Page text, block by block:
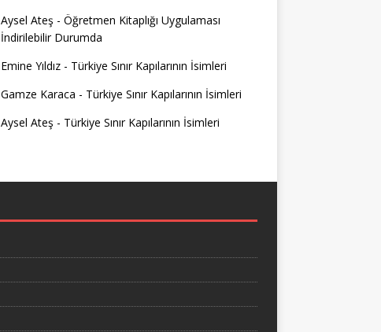
Aysel Ateş - Öğretmen Kitaplığı Uygulaması
İndirilebilir Durumda
Emine Yıldız- Türkiye Sınır Kapılarının İsimleri
Gamze Karaca - Türkiye Sınır Kapılarının İsimleri
Aysel Ateş - Türkiye Sınır Kapılarının İsimleri